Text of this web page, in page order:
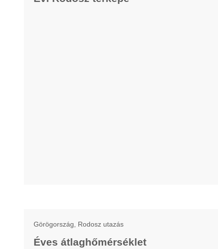
Görögország, Rodosz utazás
Éves átlaghőmérséklet